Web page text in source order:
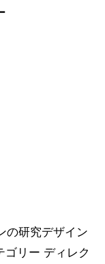
の研究デザイン
ゴリー ディレク